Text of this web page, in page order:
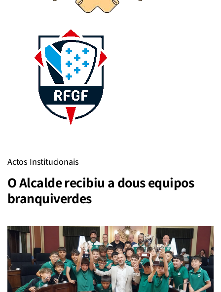
Actos Institucionais
O Alcalde recibiu a dous equipos
branquiverdes